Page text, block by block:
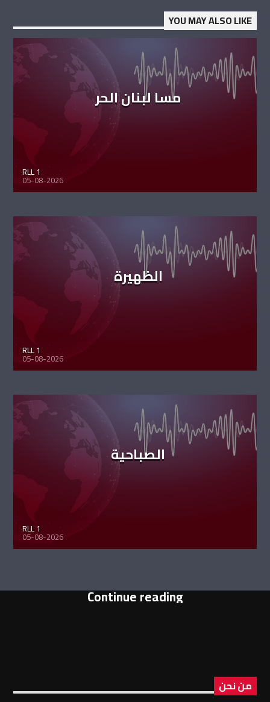
YOU MAY ALSO LIKE
مسا لبنان الحر
RLL 1
05-08-2026
الظهيرة
RLL 1
05-08-2026
الصباحية
RLL 1
05-08-2026
Continue reading
من نحن